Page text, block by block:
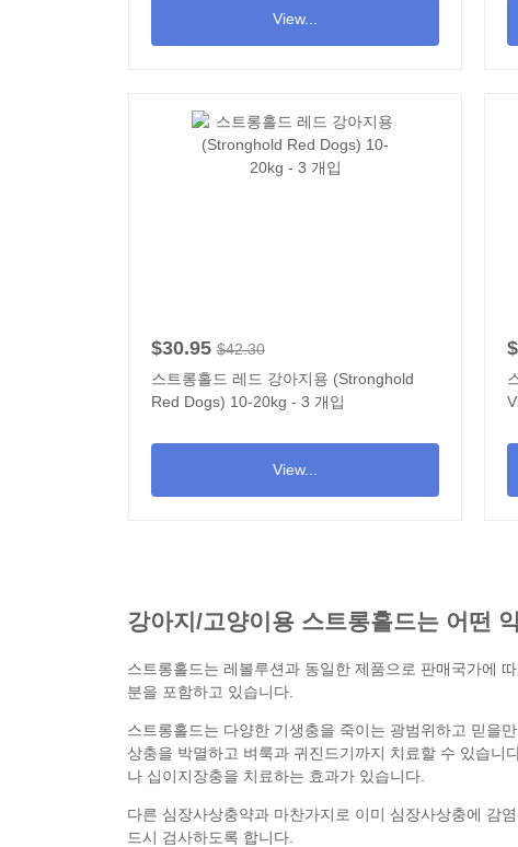
강아지/고양이용 스트롱홀드는 어떤
스트롱홀드는 레볼루션과 동일한 제품으로 판매국가에
분을 포함하고 있습니다.
스트롱홀드는 다양한 기생충을 죽이는 광범위하고 믿을
상충을 박멸하고 벼룩과 귀진드기까지 치료할 수 있습니
나 십이지장충을 치료하는 효과가 있습니다.
다른 심장사상충약과 마찬가지로 이미 심장사상충에 감
드시 검사하도록 합니다.
View...
$30.95 $42.30
스트롱홀드 레드 강아지용 (Stronghold
Red Dogs) 10-20kg - 3 개입
View...